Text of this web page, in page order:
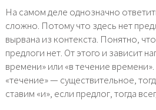
На самом деле однозначно
сложно. Потому что здесь нет
вырвана из контекста. Понятно,
предлоги нет. От этого и зависит
времени» или «в течение
«течение» — существительное,
ставим «и», если предлог, тогда